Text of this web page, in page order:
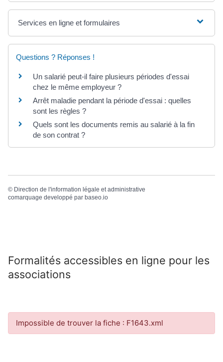
Services en ligne et formulaires
Questions ? Réponses !
Un salarié peut-il faire plusieurs périodes d'essai
chez le même employeur ?
Arrêt maladie pendant la période d'essai : quelles
sont les règles ?
Quels sont les documents remis au salarié à la fin
de son contrat ?
© Direction de l'information légale et administrative
comarquage developpé par baseo.io
Formalités accessibles en ligne pour les
associations
Impossible de trouver la fiche : F1643.xml